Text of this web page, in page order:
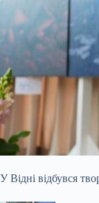
У Відні відбувся